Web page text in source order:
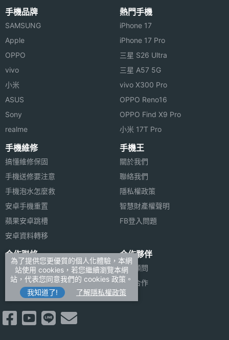
手機品牌
SAMSUNG
Apple
OPPO
vivo
小米
ASUS
Sony
realme
熱門手機
iPhone 17
iPhone 17 Pro
三星 S26 Ultra
三星 A57 5G
vivo X300 Pro
OPPO Reno16
OPPO Find X9 Pro
小米 17T Pro
手機維修
搞懂維修保固
手機送修要注意
手機泡水怎麼救
安卓手機重置
蘋果安卓跳槽
安卓資料轉移
手機王
關於我們
聯絡我們
隱私權政策
智慧財產權聲明
FB登入問題
合作聯絡
廣告刊登
加入商店報價
新聞聯絡
合作夥伴
法律顧問
媒體合作
為了提供您更優質的個人化體驗，本網
站使用 cookies，若您繼續瀏覽本網
站，代表您同意我們的 cookies 政策。
我知道了!
了解隱私權政策